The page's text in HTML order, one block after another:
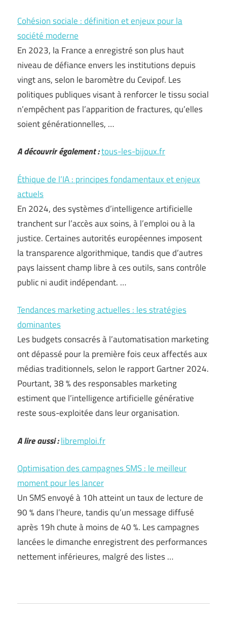
Cohésion sociale : définition et enjeux pour la
société moderne
En 2023, la France a enregistré son plus haut
niveau de défiance envers les institutions depuis
vingt ans, selon le baromètre du Cevipof. Les
politiques publiques visant à renforcer le tissu social
n’empêchent pas l’apparition de fractures, qu’elles
soient générationnelles, …
A découvrir également :tous-les-bijoux.fr
Éthique de l’IA : principes fondamentaux et enjeux
actuels
En 2024, des systèmes d’intelligence artificielle
tranchent sur l’accès aux soins, à l’emploi ou à la
justice. Certaines autorités européennes imposent
la transparence algorithmique, tandis que d’autres
pays laissent champ libre à ces outils, sans contrôle
public ni audit indépendant. …
Tendances marketing actuelles : les stratégies
dominantes
Les budgets consacrés à l’automatisation marketing
ont dépassé pour la première fois ceux affectés aux
médias traditionnels, selon le rapport Gartner 2024.
Pourtant, 38 % des responsables marketing
estiment que l’intelligence artificielle générative
reste sous-exploitée dans leur organisation.
A lire aussi :libremploi.fr
Optimisation des campagnes SMS : le meilleur
moment pour les lancer
Un SMS envoyé à 10h atteint un taux de lecture de
90 % dans l’heure, tandis qu’un message diffusé
après 19h chute à moins de 40 %. Les campagnes
lancées le dimanche enregistrent des performances
nettement inférieures, malgré des listes …